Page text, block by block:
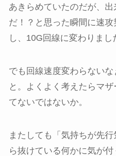
あきらめていたのだが、
だ！？と思った瞬間に速
し、10G回線に変わりまし
でも回線速度変わらない
と。よくよく考えたらマ
てないではないか。
またしても「気持ちが先
ら抜けている何かに気が付